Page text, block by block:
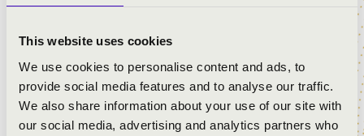
This website uses cookies
We use cookies to personalise content and ads, to
provide social media features and to analyse our traffic.
We also share information about your use of our site with
our social media, advertising and analytics partners who
Bach: g-moll fúga
Verdi: Traviata - Brindisi
Puccini: Nessun Dorma
Morricone: Gábriel oboája
Enrique Crespo: Suite Americana- III. Vals Peruano
Bernstein: West Side Story –részlet